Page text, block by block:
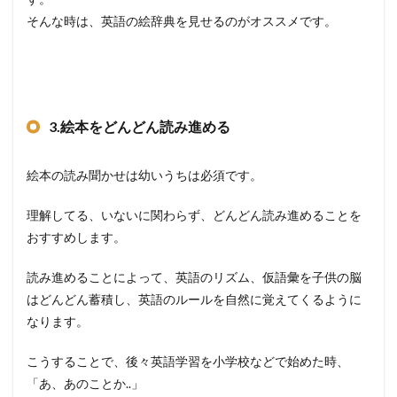
そんな時は、英語の絵辞典を見せるのがオススメです。
3.絵本をどんどん読み進める
絵本の読み聞かせは幼いうちは必須です。
理解してる、いないに関わらず、どんどん読み進めることを
おすすめします。
読み進めることによって、英語のリズム、仮語彙を子供の脳
はどんどん蓄積し、英語のルールを自然に覚えてくるように
なります。
こうすることで、後々英語学習を小学校などで始めた時、
「あ、あのことか..」